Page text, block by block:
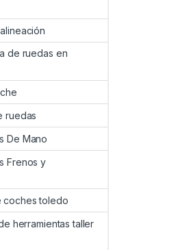
de ruedas en
ruedas
De Mano
Frenos y
coches toledo
herramientas taller